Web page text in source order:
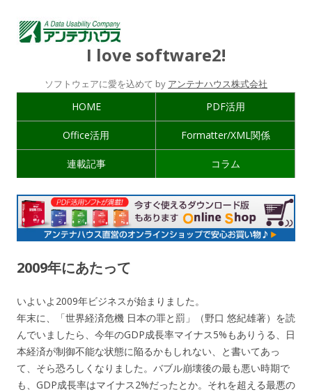
I love software2!
ソフトウェアに愛を込めて by アンテナハウス株式会社
HOME PDF活用
Office活用 Formatter/XML関係
連載記事 コラム
2009年にあたって
いよいよ2009年ビジネスが始まりました。
年末に、「世界経済危機 日本の罪と罰」（野口 悠紀雄著）を読
んでいましたら、今年のGDP成長率マイナス5%もありうる、日
本経済が制御不能な状態に陥るかもしれない、と書いてあっ
て、そら恐ろしくなりました。バブル崩壊後の最も悪い時期で
も、GDP成長率はマイナス2%だったとか。それを超える最悪の